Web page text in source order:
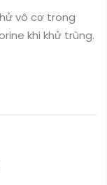
vô cơ trong
khi khử trùng.